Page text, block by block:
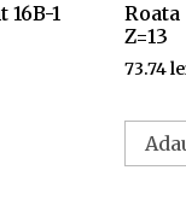
1
Roata
Z=13
73.74